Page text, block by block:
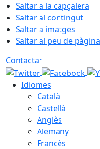
Saltar a la capçalera
Saltar al contingut
Saltar a imatges
Saltar al peu de pàgina
Contactar
Idiomes
Català
Castellà
Anglès
Alemany
Francès